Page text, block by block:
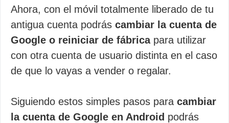
Ahora, con el móvil totalmente liberado de tu
antigua cuenta podrás cambiar la cuenta de
Google o reiniciar de fábricapara utilizar
con otra cuenta de usuario distinta en el caso
de que lo vayas a vender o regalar.
Siguiendo estos simples pasos para cambiar
la cuenta de Google en Android podrás